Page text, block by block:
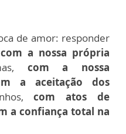
de amor: responder
com a nossa própria
com a nossa
a aceitação dos
com atos de
a confiança total na